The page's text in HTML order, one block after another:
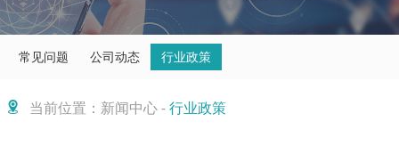
常见问题 公司动态 行业政策
当前位置：新闻中心 -行业政策